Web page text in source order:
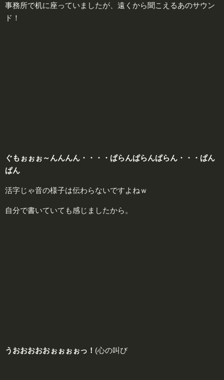
事務所で机に座っていましたが、遠くから聞こえるあのサウン
ド！
ぐも ぉ ぉぉ～んんんん ・・・・ ぱらんぱらんぱらん・・・ ぱん
ぱん
活字じゃ音の様子は伝わらないですよねｗ
自分で書いていても感じましたから。
うおおおおおぉぉぉぉっ！ (心の叫び